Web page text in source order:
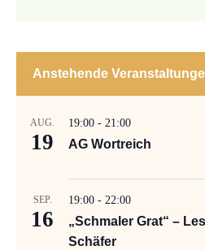
Anstehende
AUG.
19
19:00 - 21:00
AG Wortreich
SEP.
16
19:00 - 22:00
„Schmaler Grat“ –
Schäfer